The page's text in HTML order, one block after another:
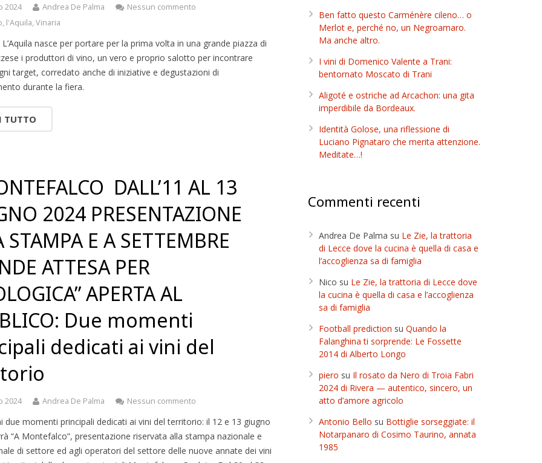
2024 Andrea De Palma
Nessun commento
, l'Aquila,Vinaria
L’Aquila nasce per portare per la prima volta in una grande piazza di
i produttori di vino, un vero e proprio salotto per incontrare
target, corredato anche di iniziative e degustazioni di
durante la fiera.
TUTTO
DALL’11 AL 13
2024 PRESENTAZIONE
STAMPA E A SETTEMBRE
ATTESA PER
APERTA AL
Due momenti
dedicati ai vini del
2024 Andrea De Palma Nessun commento
due momenti principali dedicati ai vini del territorio: il 12 e 13 giugno
“A Montefalco”, presentazione riservata alla stampa nazionale e
di settore ed agli operatori del settore delle nuove annate dei vini
Ben fatto questo Carménère cileno… o
Merlot e, perché no, un Negroamaro.
Ma anche altro.
I vini di Domenico Valente a Trani:
bentornato Moscato di Trani
Aligoté e ostriche ad Arcachon: una gita
imperdibile da Bordeaux.
Identità Golose, una riflessione di
Luciano Pignataro che merita attenzione.
Meditate…!
Commenti recenti
Andrea De Palma su Le Zie, la trattoria
di Lecce dove la cucina è quella di casa e
l’accoglienza sa di famiglia
Nico su Le Zie, la trattoria di Lecce dove
la cucina è quella di casa e l’accoglienza
sa di famiglia
Football prediction su Quando la
Falanghina ti sorprende: Le Fossette
2014 di Alberto Longo
piero su Il rosato da Nero di Troia Fabri
2024 di Rivera — autentico, sincero, un
atto d’amore agricolo
Antonio Bello su Bottiglie sorseggiate: il
Notarpanaro di Cosimo Taurino, annata
1985